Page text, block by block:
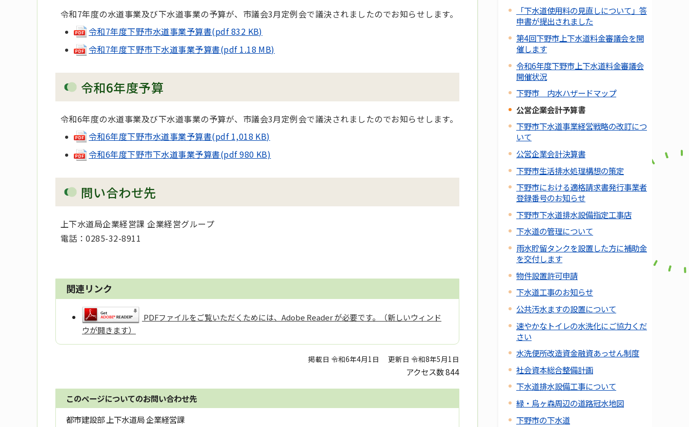
令和7年度の水道事業及び下水道事業の予算が、市議会3月定例会で議決されましたのでお知らせします。
令和7年度下野市水道事業予算書(pdf 832 KB)
令和7年度下野市下水道事業予算書(pdf 1.18 MB)
令和6年度予算
令和6年度の水道事業及び下水道事業の予算が、市議会3月定例会で議決されましたのでお知らせします。
令和6年度下野市水道事業予算書(pdf 1,018 KB)
令和6年度下野市下水道事業予算書(pdf 980 KB)
問い合わせ先
上下水道局企業経営課 企業経営グループ
電話：0285-32-8911
関連リンク
PDFファイルをご覧いただくためには、Adobe Reader が必要です。（新しいウィンド
ウが開きます）
掲載日 令和6年4月1日 更新日 令和8年5月1日
アクセス数844
このページについてのお問い合わせ先
都市建設部 上下水道局 企業経営課
「下水道使用料の見直しについて」答
申書が提出されました
第4回下野市上下水道料金審議会を開
催します
令和6年度下野市上下水道料金審議会
開催状況
下野市 内水ハザードマップ
公営企業会計予算書
下野市下水道事業経営戦略の改訂につ
いて
公営企業会計決算書
下野市生活排水処理構想の策定
下野市における適格請求書発行事業者
登録番号のお知らせ
下野市下水道排水設備指定工事店
下水道の管理について
雨水貯留タンクを設置した方に補助金
を交付します
物件設置許可申請
下水道工事のお知らせ
公共汚水ますの設置について
速やかなトイレの水洗化にご協力くだ
さい
水洗便所改造資金融資あっせん制度
社会資本総合整備計画
下水道排水設備工事について
緑・烏ヶ森周辺の道路冠水地図
下野市の下水道